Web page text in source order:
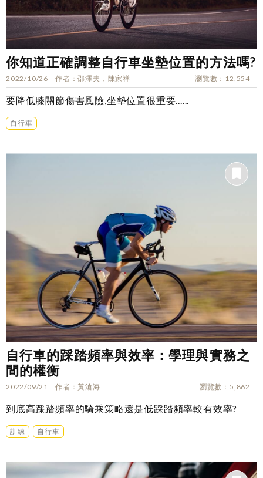
你知道正確調整自行車坐墊位置的方法嗎?
2022/10/26 作者 邵澤夫，陳家祥 瀏覽數 12,554
要降低膝關節傷害風險,坐墊位置很重要......
自行車
自行車的踩踏頻率與效率：學理與實務之
間的權衡
2022/09/21 作者 黃滄海 瀏覽數 5,862
到底高踩踏頻率的騎乘策略還是低踩踏頻率較有效率?
訓練 自行車